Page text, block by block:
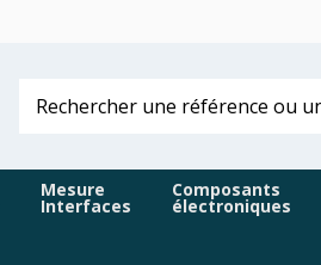
Mesure
Interfaces
Composants
électroniques